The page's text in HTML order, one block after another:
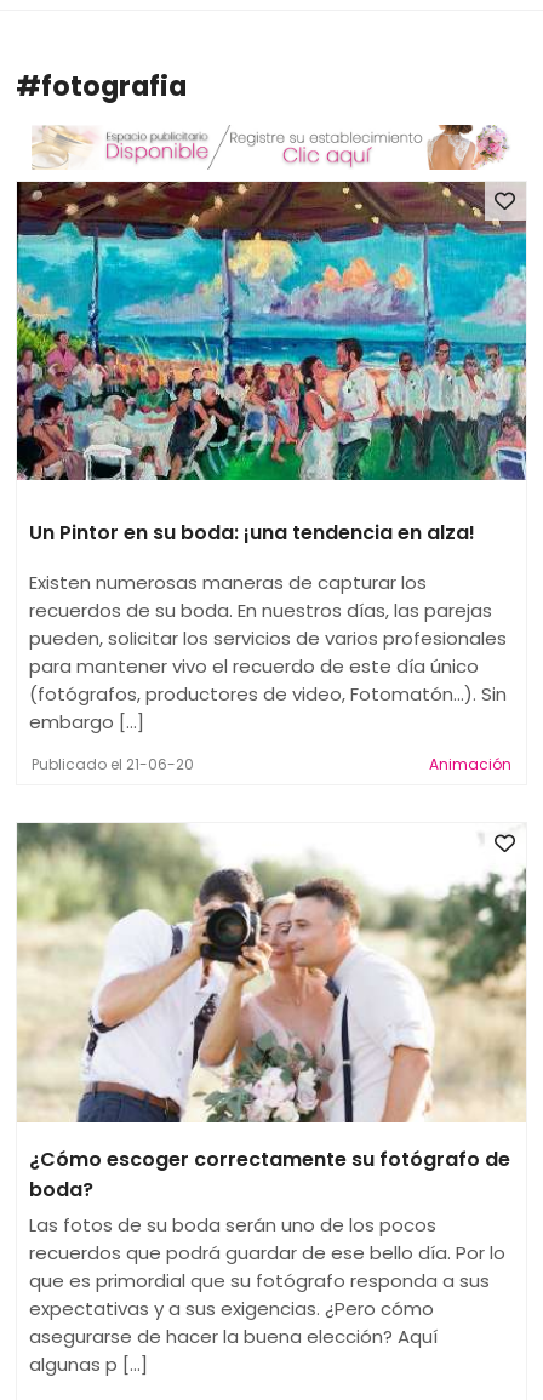
#fotografia
Un Pintor en su boda: ¡una tendencia en alza!
Existen numerosas maneras de capturar los
recuerdos de su boda. En nuestros días, las parejas
pueden, solicitar los servicios de varios profesionales
para mantener vivo el recuerdo de este día único
(fotógrafos, productores de video, Fotomatón…). Sin
embargo [...]
Publicado el 21-06-20 Animación
¿Cómo escoger correctamente su fotógrafo de
boda?
Las fotos de su boda serán uno de los pocos
recuerdos que podrá guardar de ese bello día. Por lo
que es primordial que su fotógrafo responda a sus
expectativas y a sus exigencias. ¿Pero cómo
asegurarse de hacer la buena elección? Aquí
algunas p [...]